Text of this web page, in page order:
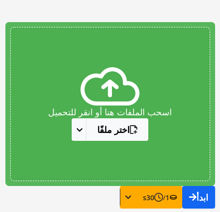
اسحب الملفات هنا أو انقر للتحميل
اختر ملفًا
ابدأ 1
/
30
s